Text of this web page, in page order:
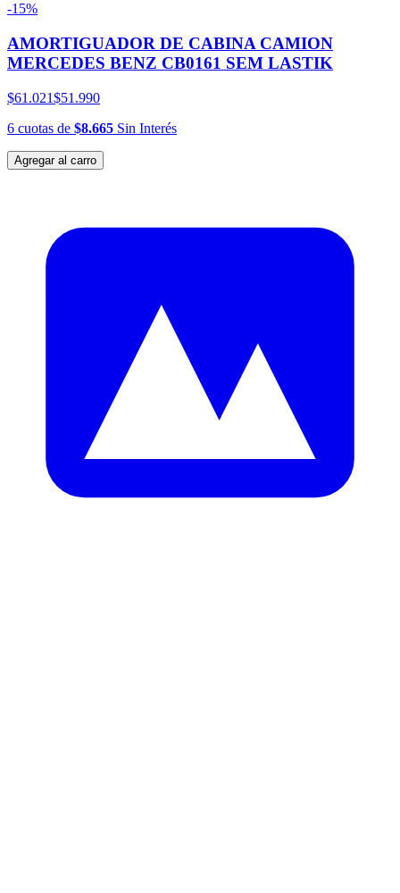
-15%
AMORTIGUADOR DE CABINA CAMION
MERCEDES BENZ CB0161 SEM LASTIK
$61.021$51.990
6 cuotas de $8.665 Sin Interés
Agregar al carro